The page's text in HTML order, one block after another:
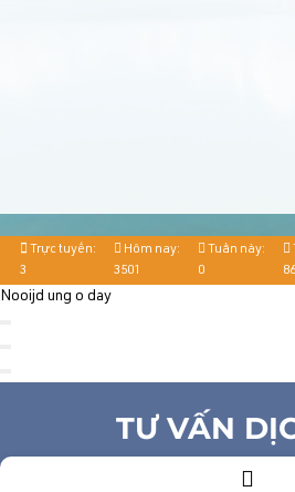
Trực tuyến:
3
Hôm nay:
3501
Tuần này:
0
Nooijd ung o day
TƯ VẤN